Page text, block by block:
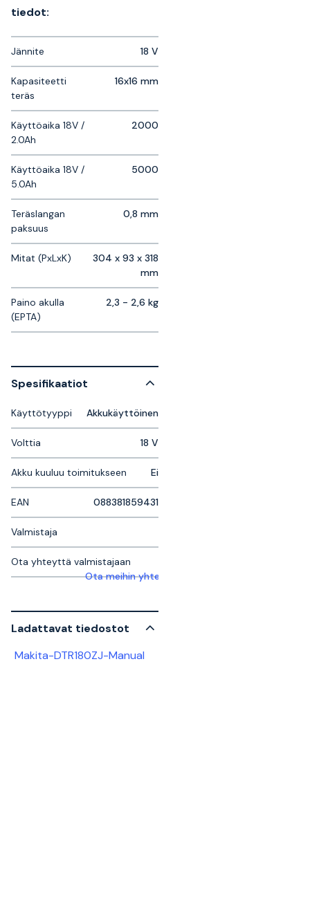
tiedot:
Jännite 18 V
Kapasiteetti
teräs
16x16 mm
Käyttöaika 18V /
2.0Ah
2000
Käyttöaika 18V /
5.0Ah
5000
Teräslangan
paksuus
0,8 mm
Mitat (PxLxK)
304 x 93 x 318
mm
Paino akulla
(EPTA)
2,3 - 2,6 kg
Spesifikaatiot
Käyttötyyppi Akkukäyttöinen
Volttia 18 V
Akku kuuluu toimitukseen Ei
EAN 088381859431
Valmistaja
Ota yhteyttä valmistajaan
Ota meihin yhteyttä saadaksesi lisätietoja
Ladattavat tiedostot
Makita-DTR180ZJ-Manual